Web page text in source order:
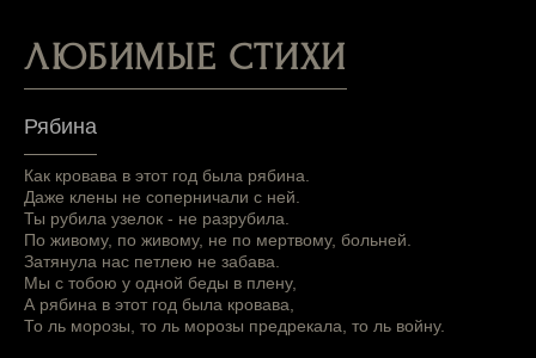
ЛЮБИМЫЕ СТИХИ
Рябина
Как кровава в этот год была рябина.
Даже клены не соперничали с ней.
Ты рубила узелок - не разрубила.
По живому, по живому, не по мертвому, больней.
Затянула нас петлею не забава.
Мы с тобою у одной беды в плену,
А рябина в этот год была кровава,
То ль морозы, то ль морозы предрекала, то ль войну.